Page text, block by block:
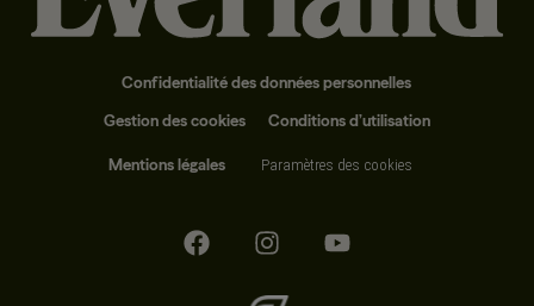
Confidentialité des données personnelles
Gestion des cookies
Conditions d’utilisation
Mentions légales Paramètres des cookies